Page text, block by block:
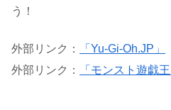
う！
外部リンク：
「Yu-Gi-Oh.JP」
外部リンク：
「モンスト遊戯